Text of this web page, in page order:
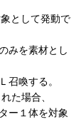
として発動で
みを素材とし
召喚する。
た場合、
ー１体を対象